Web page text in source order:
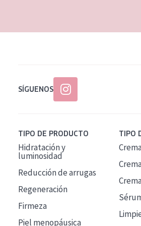
Todas las edades
SÍGUENOS
TIPO DE PRODUCTO
Hidratación y
luminosidad
Reducción de arrugas
Regeneración
Firmeza
Piel menopáusica
TIPO